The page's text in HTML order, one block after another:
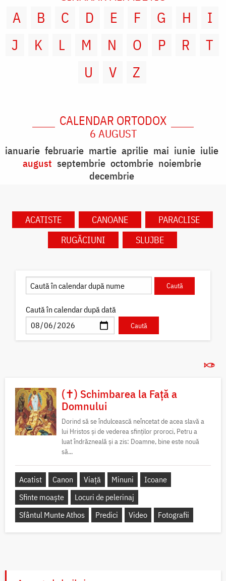
A B C D E F G H
I
J
K L M N O P R
T
U
V Z
CALENDAR ORTODOX
6 AUGUST
ianuarie februarie martie aprilie mai iunie iulie
august septembrie octombrie noiembrie
decembrie
ACATISTE CANOANE
PARACLISE
RUGĂCIUNI
SLUJBE
Caută în calendar după dată
(✝) Schimbarea la Față a
Domnului
Dorind să se îndulcească neîncetat de acea slavă a
lui Hristos și de vederea sfinților proroci, Petru a
luat îndrăzneală și a zis: Doamne, bine este nouă
să...
Acatist Canon Viață Minuni
Icoane
Sfinte moaște
Locuri de pelerinaj
Sfântul Munte Athos
Predici Video Fotografii